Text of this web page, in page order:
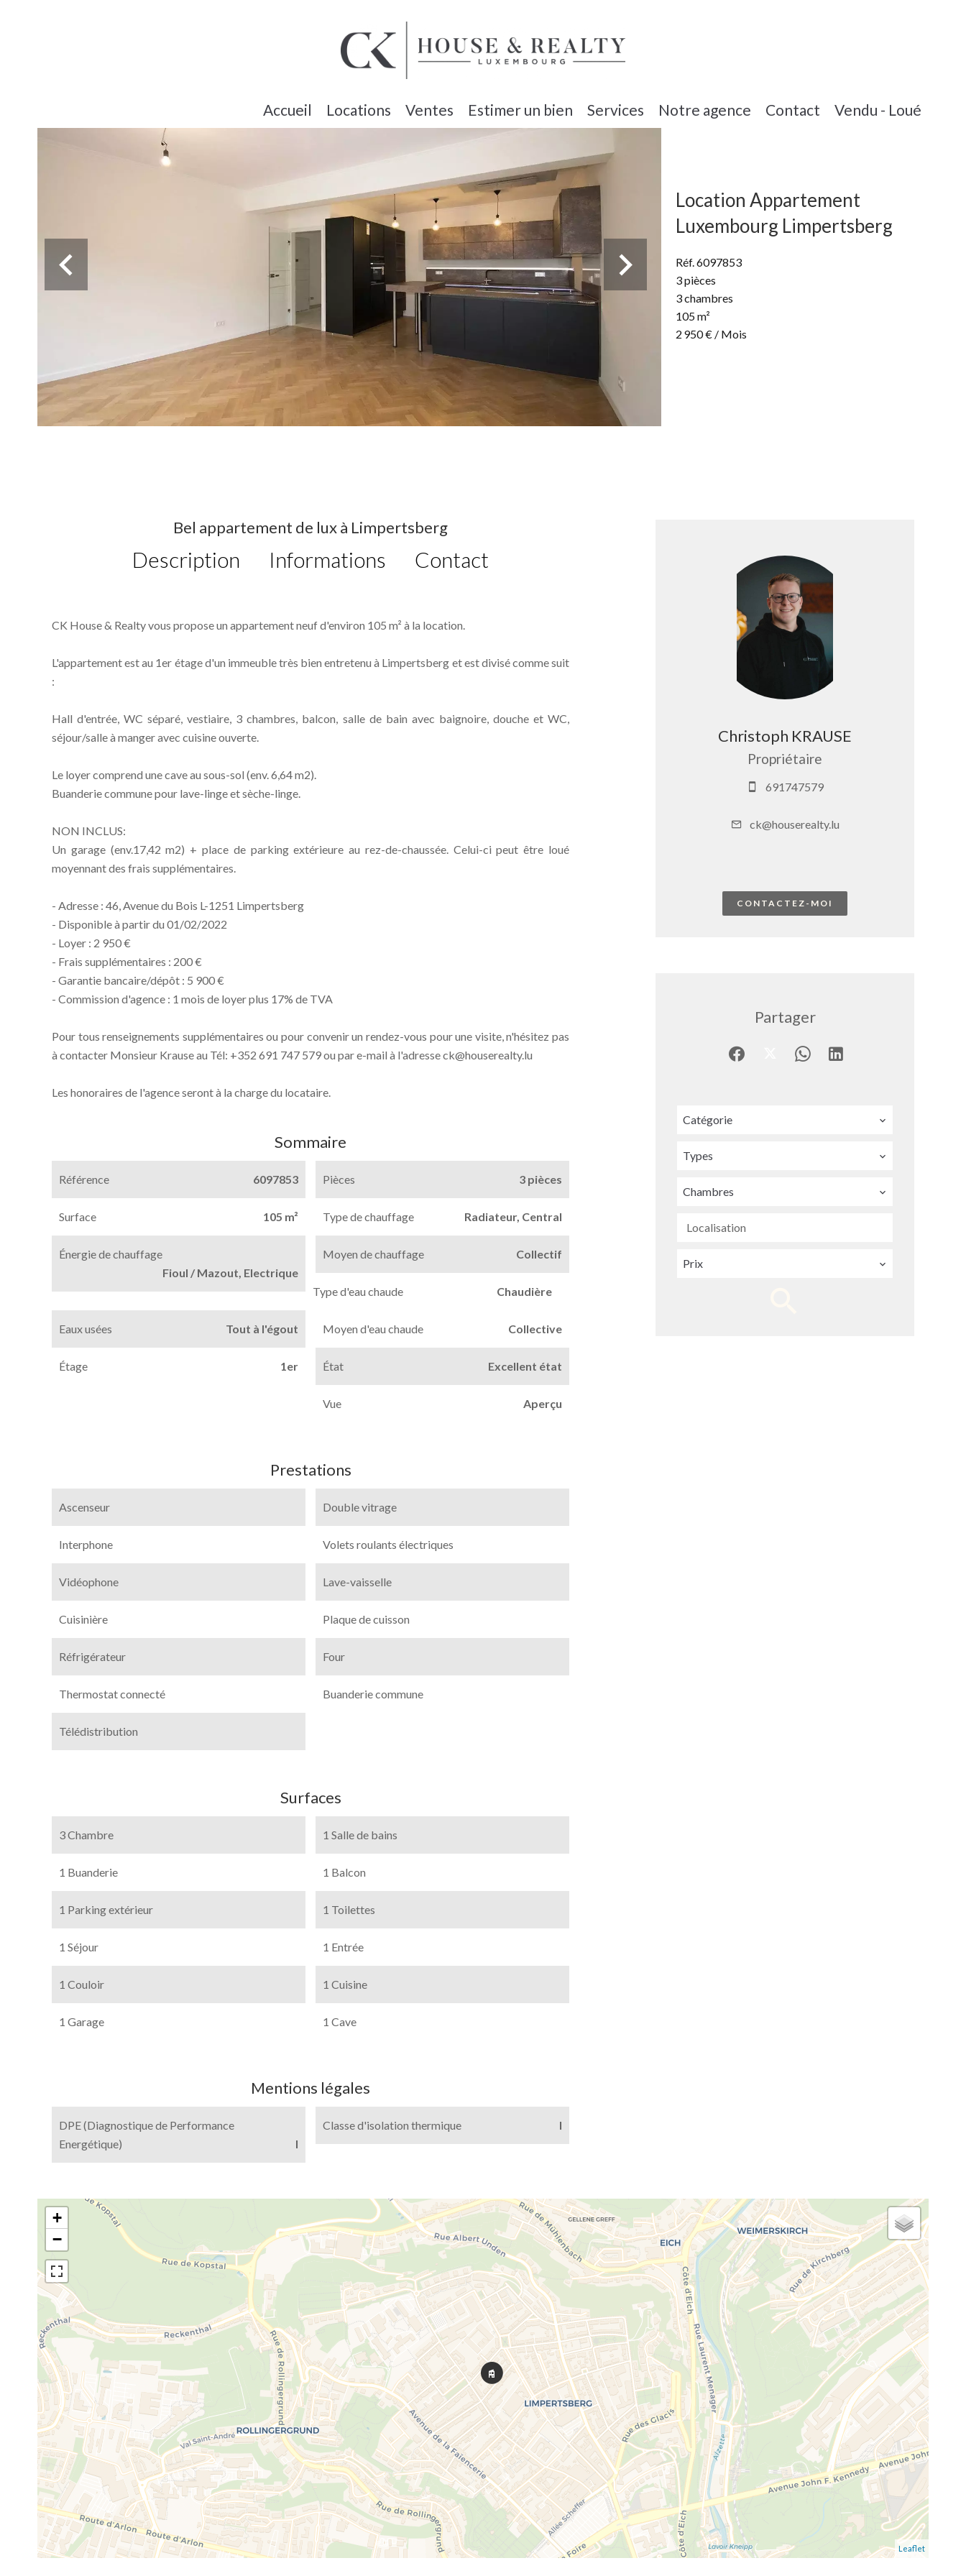
Accueil Locations Ventes Estimer un bien Services Notre agence Contact Vendu - Loué
Location Appartement
Luxembourg Limpertsberg
Réf. 6097853
3 pièces
3 chambres
105 m²
2 950 € / Mois
Bel appartement de lux à Limpertsberg
Description Informations Contact
CK House & Realty vous propose un appartement neuf d'environ 105 m² à la location.
L'appartement est au 1er étage d'un immeuble très bien entretenu à Limpertsberg et est divisé comme suit
:
Hall d'entrée, WC séparé, vestiaire, 3 chambres, balcon, salle de bain avec baignoire, douche et WC,
séjour/salle à manger avec cuisine ouverte.
Le loyer comprend une cave au sous-sol (env. 6,64 m2).
Buanderie commune pour lave-linge et sèche-linge.
NON INCLUS:
Un garage (env.17,42 m2) + place de parking extérieure au rez-de-chaussée. Celui-ci peut être loué
moyennant des frais supplémentaires.
- Adresse : 46, Avenue du Bois L-1251 Limpertsberg
- Disponible à partir du 01/02/2022
- Loyer : 2 950 €
- Frais supplémentaires : 200 €
- Garantie bancaire/dépôt : 5 900 €
- Commission d'agence : 1 mois de loyer plus 17% de TVA
Pour tous renseignements supplémentaires ou pour convenir un rendez-vous pour une visite, n'hésitez pas
à contacter Monsieur Krause au Tél: +352 691 747 579 ou par e-mail à l'adresse ck@houserealty.lu
Les honoraires de l'agence seront à la charge du locataire.
Sommaire
Référence 6097853 Pièces 3 pièces
Surface 105 m² Type de chauffage Radiateur, Central
Énergie de chauffage
Fioul / Mazout, Electrique
Moyen de chauffage Collectif
Type d'eau chaude Chaudière
Moyen d'eau chaude Collective
Eaux usées Tout à l'égout
État Excellent état
Étage 1er
Vue Aperçu
Prestations
Ascenseur Double vitrage
Interphone Volets roulants électriques
Vidéophone Lave-vaisselle
Cuisinière Plaque de cuisson
Réfrigérateur Four
Thermostat connecté Buanderie commune
Télédistribution
Surfaces
3 Chambre 1 Salle de bains
1 Buanderie 1 Balcon
1 Parking extérieur 1 Toilettes
1 Séjour 1 Entrée
1 Couloir 1 Cuisine
1 Garage 1 Cave
Mentions légales
DPE (Diagnostique de Performance
Energétique)
I
Classe d'isolation thermique I
Christoph KRAUSE
Propriétaire
691747579
ck@houserealty.lu
CONTACTEZ-MOI
Partager
Catégorie
Types
Chambres
Localisation
Prix
+
−
Leaflet